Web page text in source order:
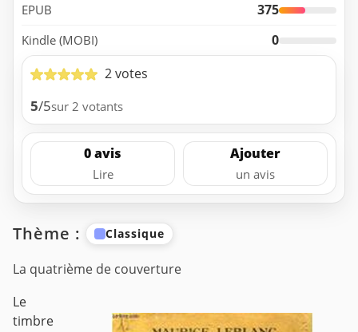
EPUB 375
Kindle (MOBI)
0
2 votes
5/5sur 2 votants
0 avis
Lire
Ajouter
un avis
Thème : Classique
La quatrième de couverture
Le
timbre